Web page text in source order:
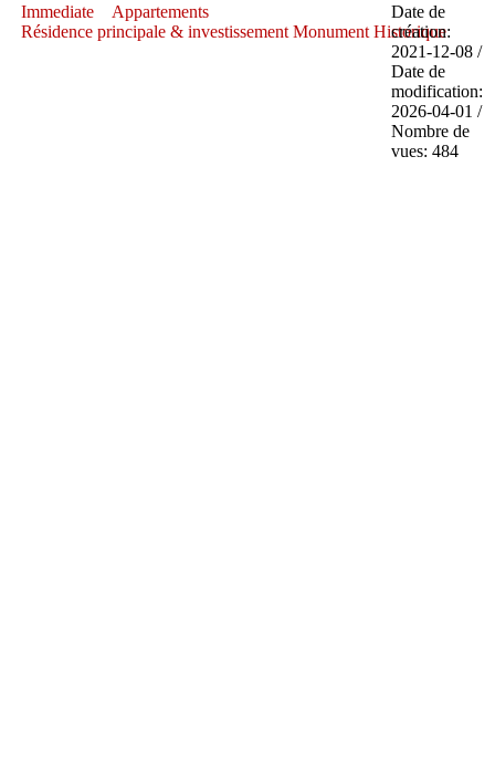
Immediate
Appartements
Résidence principale & investissement Monument Historique
Date de
création:
2021-12-08 /
Date de
modification:
2026-04-01 /
Nombre de
vues: 484